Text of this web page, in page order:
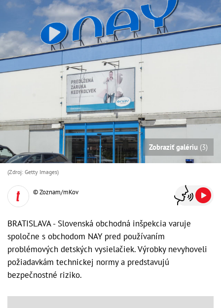
Zobraziť galériu (3)
(Zdroj: Getty Images)
© Zoznam/mKov
BRATISLAVA - Slovenská obchodná inšpekcia varuje
spoločne s obchodom NAY pred používaním
problémových detských vysielačiek. Výrobky nevyhoveli
požiadavkám technickej normy a predstavujú
bezpečnostné riziko.